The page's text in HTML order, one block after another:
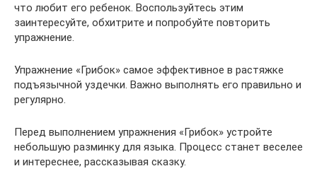
что любит его ребенок. Воспользуйтесь этим
заинтересуйте, обхитрите и попробуйте повторить
упражнение.
Упражнение «Грибок» самое эффективное в растяжке
подъязычной уздечки. Важно выполнять его правильно и
регулярно.
Перед выполнением упражнения «Грибок» устройте
небольшую разминку для языка. Процесс станет веселее
и интереснее, рассказывая сказку.